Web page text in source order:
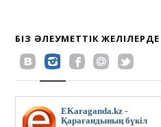
БІЗ ӘЛЕУМЕТТІК ЖЕЛІЛЕРДЕ
EKaraganda.kz -
Қарағандының бүкіл